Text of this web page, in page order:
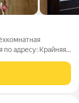
по адресу: Крайняя
подойдёт для